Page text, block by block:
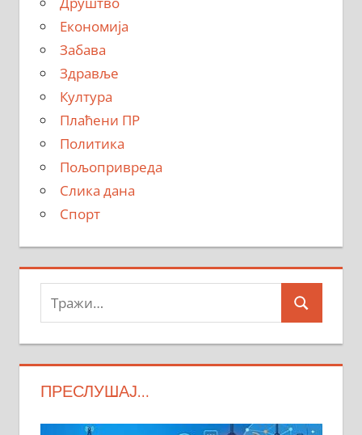
Економија
Забава
Здравље
Култура
Плаћени ПР
Политика
Пољопривреда
Слика дана
Спорт
Тражи:
Search
ПРЕСЛУШАЈ…